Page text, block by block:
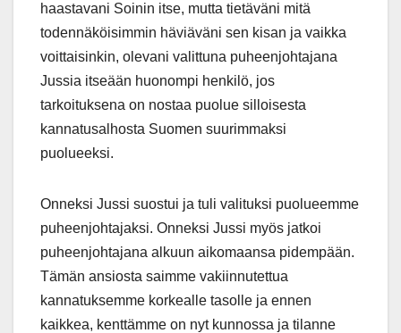
haastavani Soinin itse, mutta tietäväni mitä
todennäköisimmin häviäväni sen kisan ja vaikka
voittaisinkin, olevani valittuna puheenjohtajana
Jussia itseään huonompi henkilö, jos
tarkoituksena on nostaa puolue silloisesta
kannatusalhosta Suomen suurimmaksi
puolueeksi.
Onneksi Jussi suostui ja tuli valituksi puolueemme
puheenjohtajaksi. Onneksi Jussi myös jatkoi
puheenjohtajana alkuun aikomaansa pidempään.
Tämän ansiosta saimme vakiinnutettua
kannatuksemme korkealle tasolle ja ennen
kaikkea, kenttämme on nyt kunnossa ja tilanne